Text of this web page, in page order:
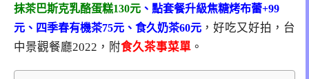
抹茶巴斯克乳酪蛋糕130元 、點套餐升級焦糖烤布蕾+99
元 、四季春有機茶75元、食久奶茶60元 ，好吃又好拍，台
中景觀餐廳2022，附食久茶事菜單 。